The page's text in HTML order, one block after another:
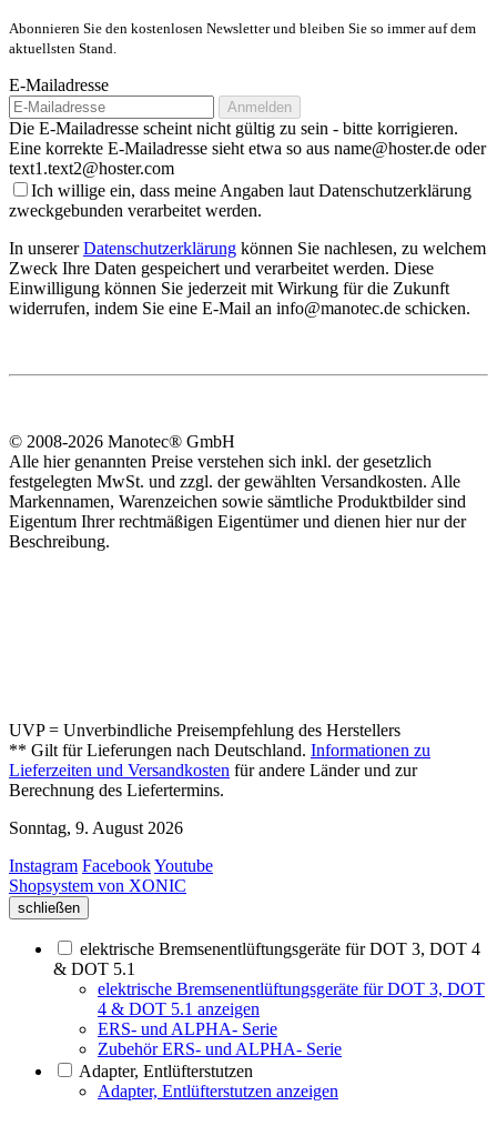
Abonnieren Sie den kostenlosen Newsletter und bleiben Sie so immer auf dem
aktuellsten Stand.
E-Mailadresse
Anmelden
Die E-Mailadresse scheint nicht gültig zu sein - bitte korrigieren.
Eine korrekte E-Mailadresse sieht etwa so aus name@hoster.de oder
text1.text2@hoster.com
Ich willige ein, dass meine Angaben laut Datenschutzerklärung
zweckgebunden verarbeitet werden.
In unsererDatenschutzerklärung können Sie nachlesen, zu welchem
Zweck Ihre Daten gespeichert und verarbeitet werden. Diese
Einwilligung können Sie jederzeit mit Wirkung für die Zukunft
widerrufen, indem Sie eine E-Mail an info@manotec.de schicken.
© 2008-2026 Manotec® GmbH
Alle hier genannten Preise verstehen sich inkl. der gesetzlich
festgelegten MwSt. und zzgl. der gewählten Versandkosten. Alle
Markennamen, Warenzeichen sowie sämtliche Produktbilder sind
Eigentum Ihrer rechtmäßigen Eigentümer und dienen hier nur der
Beschreibung.
UVP = Unverbindliche Preisempfehlung des Herstellers
** Gilt für Lieferungen nach Deutschland. Informationen zu
Lieferzeiten und Versandkosten für andere Länder und zur
Berechnung des Liefertermins.
Sonntag, 9. August 2026
Instagram FacebookYoutube
Shopsystem von XONIC
schließen
elektrische Bremsenentlüftungsgeräte für DOT 3, DOT 4
& DOT 5.1
elektrische Bremsenentlüftungsgeräte für DOT 3, DOT
4 & DOT 5.1 anzeigen
ERS- und ALPHA- Serie
Zubehör ERS- und ALPHA- Serie
Adapter, Entlüfterstutzen
Adapter, Entlüfterstutzen anzeigen